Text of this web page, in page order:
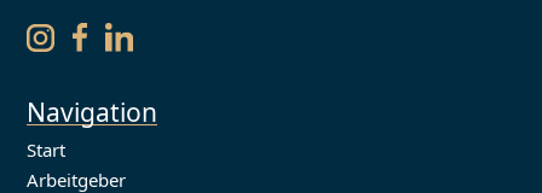
Navigation
Start
Arbeitgeber